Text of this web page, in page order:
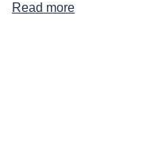
Read more